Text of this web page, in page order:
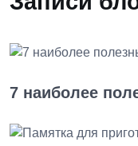
7 наиболее